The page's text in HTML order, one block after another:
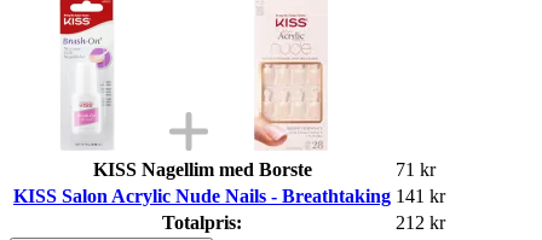
KISS Nagellim med Borste
71 kr
KISS Salon Acrylic Nude Nails - Breathtaking 141 kr
Totalpris:
212 kr